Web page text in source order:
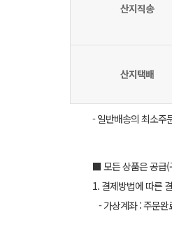
산지직송
산지택배
- 일반배송의 최소주
■ 모든 상품은 공급(
1. 결제방법에 따른
- 가상계좌 : 주문